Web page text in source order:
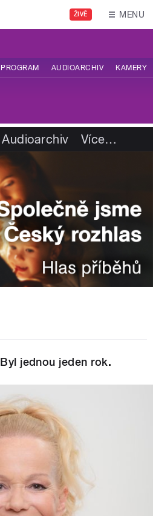
ŽIVĚ MENU
PROGRAM AUDIOARCHIV KAMERY
Audioarchiv Více…
Byl jednou jeden rok.